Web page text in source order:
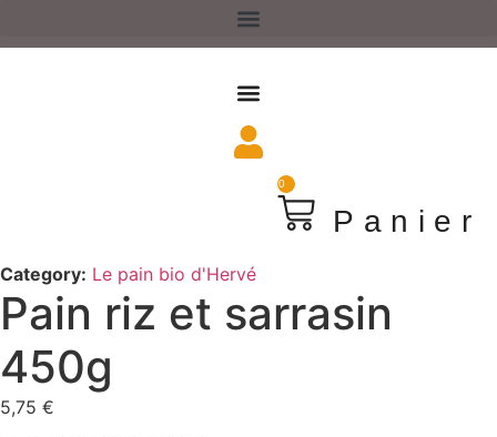
0
Panier
Category: Le pain bio d'Hervé
Pain riz et sarrasin
450g
5,75 €